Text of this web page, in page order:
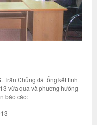
Trần Chủng đã tổng kết tình
vừa qua và phương hướng
báo cáo: